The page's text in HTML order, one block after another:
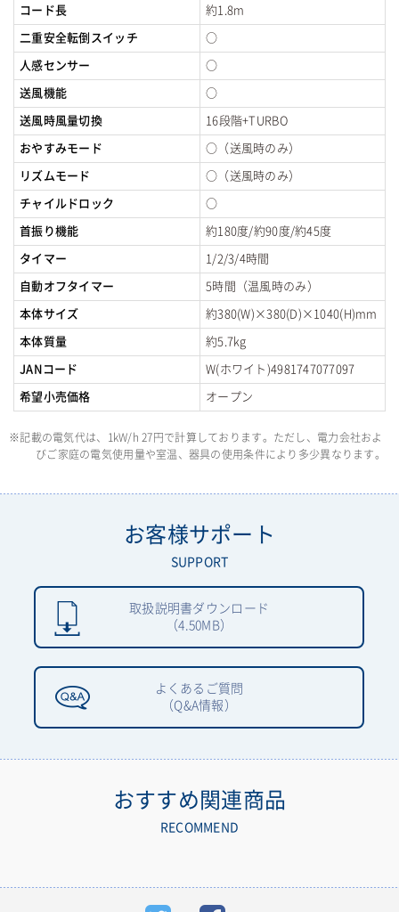
コード長 約1.8m
二重安全転倒スイッチ ○
人感センサー ○
送風機能 ○
送風時風量切換 16段階+TURBO
おやすみモード ○（送風時のみ）
リズムモード ○（送風時のみ）
チャイルドロック ○
首振り機能 約180度/約90度/約45度
タイマー 1/2/3/4時間
自動オフタイマー 5時間（温風時のみ）
本体サイズ 約380(W)×380(D)×1040(H)mm
本体質量 約5.7kg
JANコード W(ホワイト)4981747077097
希望小売価格 オープン
※記載の電気代は、1kW/h 27円で計算しております。ただし、電力会社およ
びご家庭の電気使用量や室温、器具の使用条件により多少異なります。
お客様サポート
SUPPORT
取扱説明書ダウンロード
（4.50MB）
よくあるご質問
（Q&A情報）
おすすめ関連商品
RECOMMEND